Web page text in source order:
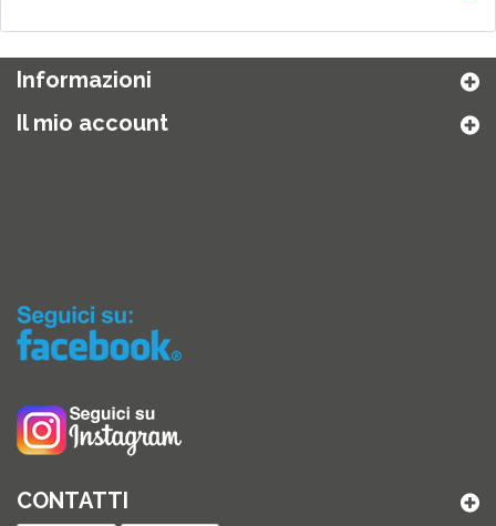
Informazioni
Il mio account
CONTATTI